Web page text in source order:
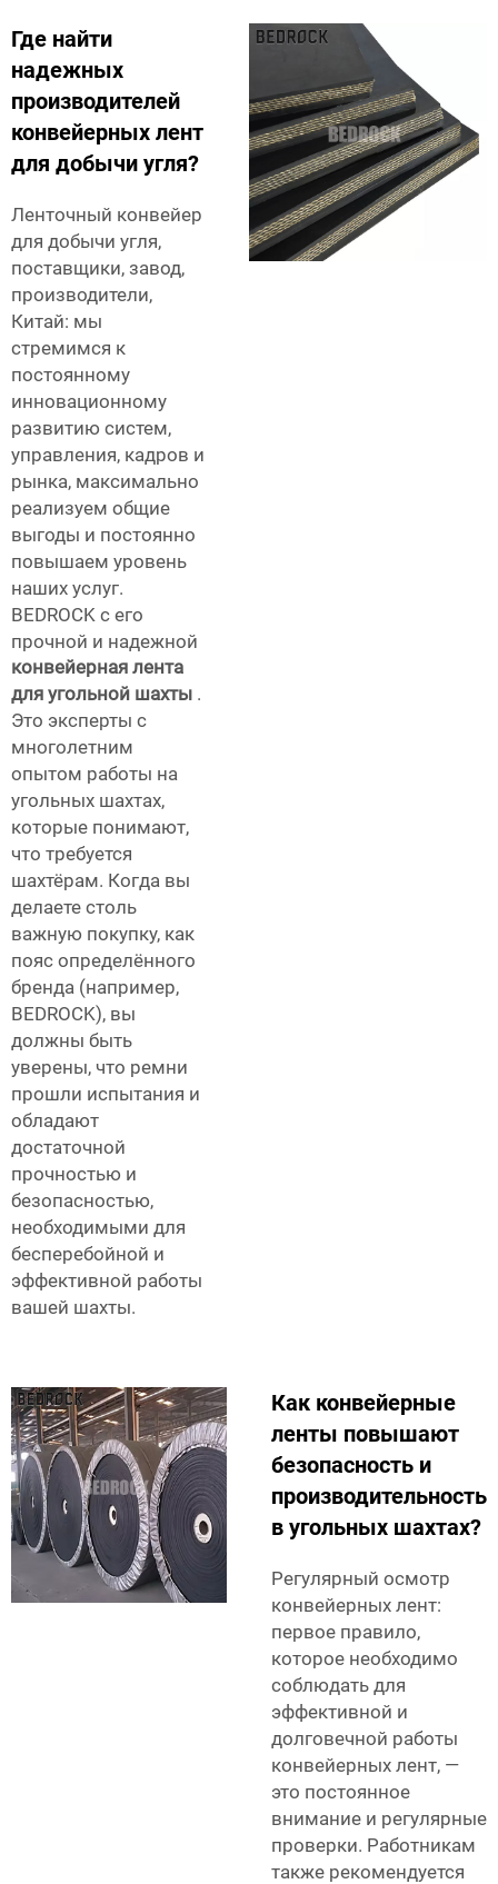
Где найти
надежных
производителей
конвейерных лент
для добычи угля?
Ленточный конвейер
для добычи угля,
поставщики, завод,
производители,
Китай: мы
стремимся к
постоянному
инновационному
развитию систем,
управления, кадров и
рынка, максимально
реализуем общие
выгоды и постоянно
повышаем уровень
наших услуг.
BEDROCK с его
прочной и надежной
конвейерная лента
для угольной шахты .
Это эксперты с
многолетним
опытом работы на
угольных шахтах,
которые понимают,
что требуется
шахтёрам. Когда вы
делаете столь
важную покупку, как
пояс определённого
бренда (например,
BEDROCK), вы
должны быть
уверены, что ремни
прошли испытания и
обладают
достаточной
прочностью и
безопасностью,
необходимыми для
бесперебойной и
эффективной работы
вашей шахты.
Как конвейерные
ленты повышают
безопасность и
производительность
в угольных шахтах?
Регулярный осмотр
конвейерных лент:
первое правило,
которое необходимо
соблюдать для
эффективной и
долговечной работы
конвейерных лент, —
это постоянное
внимание и регулярные
проверки. Работникам
также рекомендуется